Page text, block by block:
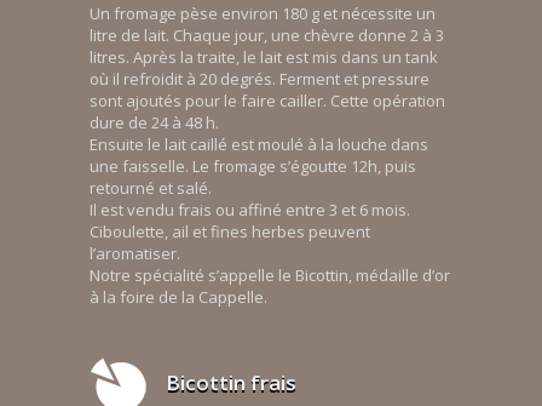
Un fromage pèse environ 180 g et nécessite un
litre de lait. Chaque jour, une chèvre donne 2 à 3
litres. Après la traite, le lait est mis dans un tank
où il refroidit à 20 degrés. Ferment et pressure
sont ajoutés pour le faire cailler. Cette opération
dure de 24 à 48 h.
Ensuite le lait caillé est moulé à la louche dans
une faisselle. Le fromage s’égoutte 12h, puis
retourné et salé.
Il est vendu frais ou affiné entre 3 et 6 mois.
Ciboulette, ail et fines herbes peuvent
l’aromatiser.
Notre spécialité s’appelle le Bicottin, médaille d’or
à la foire de la Cappelle.
Bicottin frais